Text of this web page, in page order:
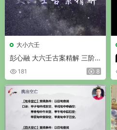
大小六壬
彭心融 大六壬古案精解 三阶
视频201集
181 8